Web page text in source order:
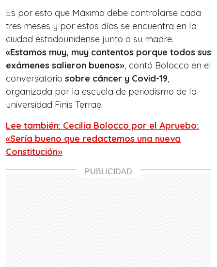
Es por esto que Máximo debe controlarse cada
tres meses y por estos días se encuentra en la
ciudad estadounidense junto a su madre.
«Estamos muy, muy contentos porque todos sus
exámenes salieron buenos» , contó Bolocco en el
conversatorio sobre cáncer y Covid-19
organizada por la escuela de periodismo de la
universidad Finis Terrae.
Lee también: Cecilia Bolocco por el Apruebo:
«Sería bueno que redactemos una nueva
Constitución»